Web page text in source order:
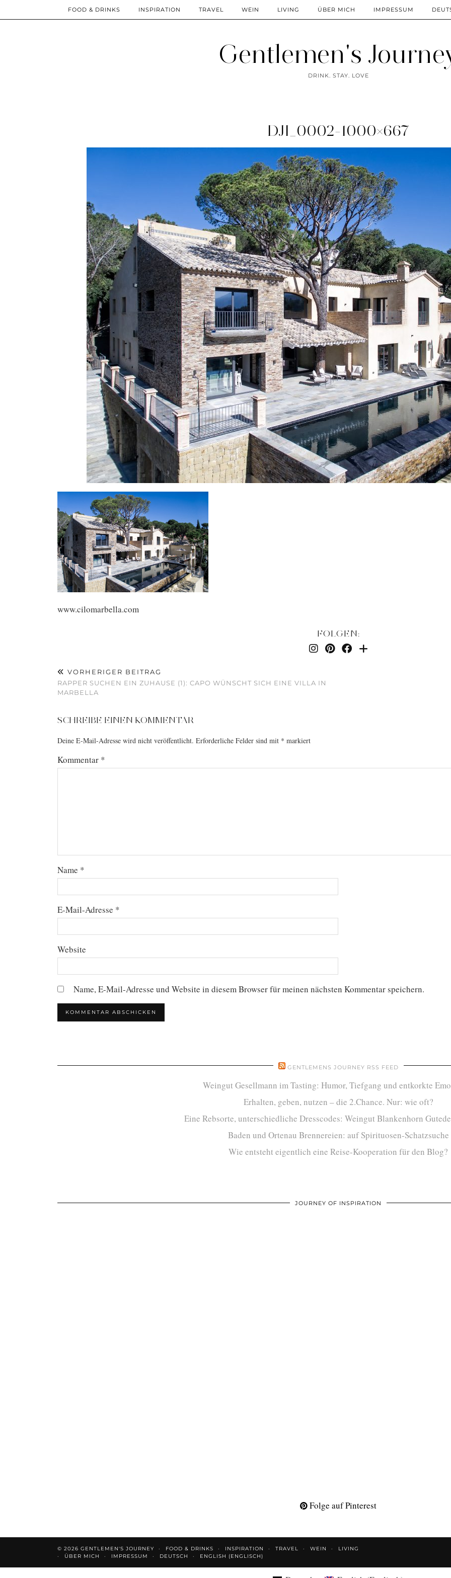
Gentlemen's
DRINK. STAY. LOVE
FOOD & DRINKS INSPIRATION TRAVEL WEIN LIVING ÜBER MICH IMPRESSUM
DJI_0002-1000×667
www.cilomarbella.com
FOLGEN:
VORHERIGER BEITRAG
RAPPER SUCHEN EIN ZUHAUSE (1): CAPO WÜNSCHT SICH EINE VILLA IN
MARBELLA
SCHREIBE EINEN KOMMENTAR
Deine E-Mail-Adresse wird nicht veröffentlicht. Erforderliche Felder sind mit * markiert
Kommentar *
Name *
E-Mail-Adresse *
Website
Name, E-Mail-Adresse und Website in diesem Browser für meinen nächsten Kommentar speichern.
GENTLEMENS JOURNEY RSS FEED
Weingut Gesellmann im Tasting: Humor, Tiefgang und entkorkte
Erhalten, geben, nutzen – die 2.Chance. Nur: wie oft?
Eine Rebsorte, unterschiedliche Dresscodes: Weingut Blankenhorn
Baden und Ortenau Brennereien: auf Spirituosen-Schatzsuche
Wie entsteht eigentlich eine Reise-Kooperation für den Blog?
JOURNEY OF INSPIRATION
Folge auf Pinterest
© 2026 GENTLEMEN'S JOURNEY FOOD & DRINKS INSPIRATION TRAVEL WEIN
LIVING
ÜBER MICH
IMPRESSUM DEUTSCH ENGLISH (ENGLISCH)